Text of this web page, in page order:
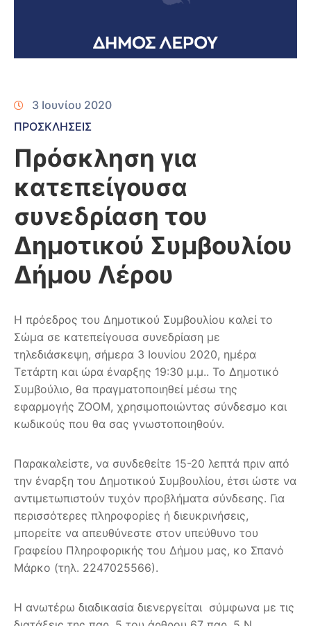
3 Ιουνίου 2020
ΠΡΟΣΚΛΗΣΕΙΣ
Πρόσκληση για
κατεπείγουσα
συνεδρίαση του
Δημοτικού Συμβουλίου
Δήμου Λέρου
Η πρόεδρος του Δημοτικού Συμβουλίου καλεί το
Σώμα σε κατεπείγουσα συνεδρίαση με
τηλεδιάσκεψη, σήμερα 3 Ιουνίου 2020, ημέρα
Τετάρτη και ώρα έναρξης 19:30 μ.μ.. Το Δημοτικό
Συμβούλιο, θα πραγματοποιηθεί μέσω της
εφαρμογής ZOOM, χρησιμοποιώντας σύνδεσμο και
κωδικούς που θα σας γνωστοποιηθούν.
Παρακαλείστε, να συνδεθείτε 15-20 λεπτά πριν από
την έναρξη του Δημοτικού Συμβουλίου, έτσι ώστε να
αντιμετωπιστούν τυχόν προβλήματα σύνδεσης. Για
περισσότερες πληροφορίες ή διευκρινήσεις,
μπορείτε να απευθύνεστε στον υπεύθυνο του
Γραφείου Πληροφορικής του Δήμου μας, κο Σπανό
Μάρκο (τηλ. 2247025566).
Η ανωτέρω διαδικασία διενεργείται σύμφωνα με τις